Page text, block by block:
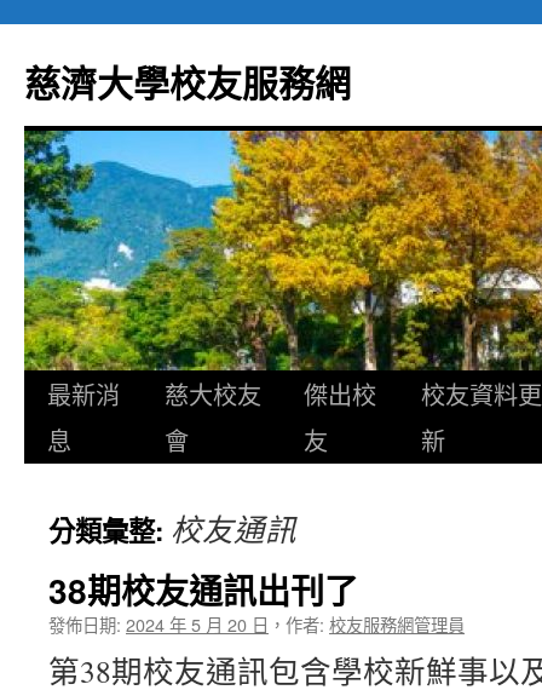
主
要
容
慈濟大學校友服務網
最新消
息
慈大校友
會
傑出校
友
校友資料更
新
分類彙整: 校友通訊
38期校友通訊出刊了
發佈日期: 2024 年 5 月 20 日 ， 作者: 校友服務網管理員
第38期校友通訊包含學校新鮮事以